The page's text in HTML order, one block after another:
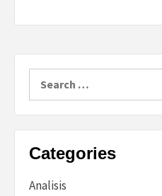
Categories
Analisis